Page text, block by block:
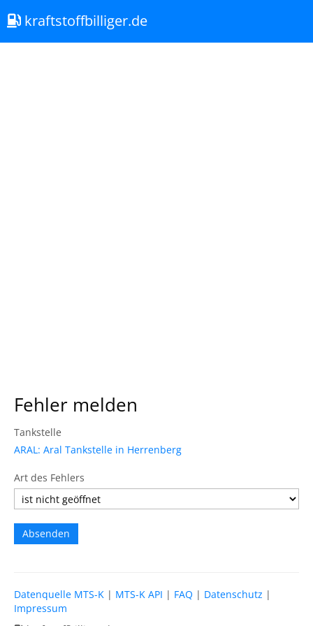
kraftstoffbilliger.de
Fehler melden
Tankstelle
ARAL: Aral Tankstelle in Herrenberg
Art des Fehlers
Datenquelle MTS-K | MTS-K API | FAQ | Datenschutz |
Impressum